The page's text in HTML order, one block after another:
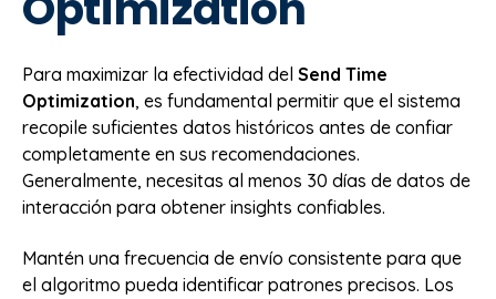
Para maximizar la efectividad del Send Time
Optimization, es fundamental permitir que el sistema
recopile suficientes datos históricos antes de confiar
completamente en sus recomendaciones.
Generalmente, necesitas al menos 30 días de datos de
interacción para obtener insights confiables.
Mantén una frecuencia de envío consistente para que
el algoritmo pueda identificar patrones precisos. Los